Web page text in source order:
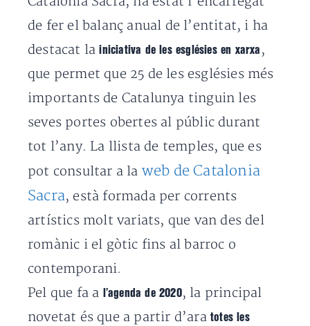
de fer el balanç anual de l’entitat, i ha
destacat lainiciativa de les esglésies en xarxa ,
que permet que 25 de les esglésies més
importants de Catalunya tinguin les
seves portes obertes al públic durant
tot l’any. La llista de temples, que es
pot consultar a la web de Catalonia
Sacra, està formada per corrents
artístics molt variats, que van des del
romànic i el gòtic fins al barroc o
contemporani.
Pel que fa a l’agenda de 2020, la principal
novetat és que a partir d’ara totes les